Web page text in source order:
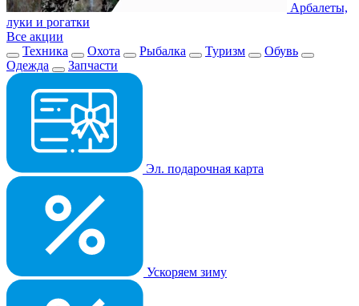
Арбалеты,
луки и рогатки
Все акции
Техника
Охота Рыбалка Туризм
Обувь
Одежда
Запчасти
Эл. подарочная карта
Ускоряем зиму